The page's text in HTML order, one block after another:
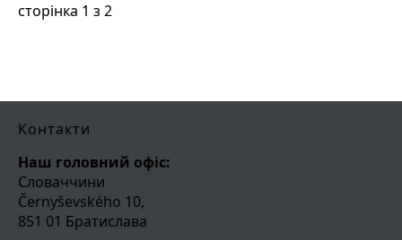
сторінка 1 з 2
Контакти
Наш головний офіс:
Словаччини
Černyševského 10,
851 01 Братислава